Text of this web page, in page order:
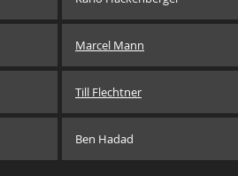
Marcel Mann
Till Flechtner
Ben Hadad